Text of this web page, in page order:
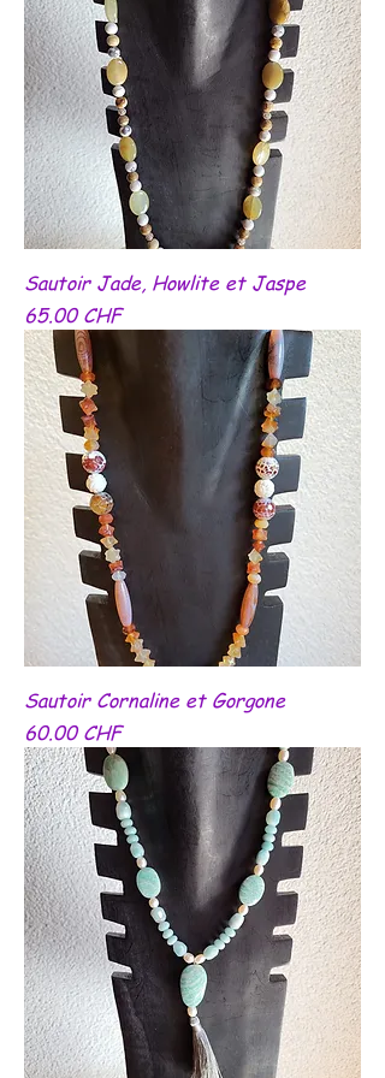
Sautoir Jade, Howlite et Jaspe
Prix
65.00 CHF
Sautoir Cornaline et Gorgone
Prix
60.00 CHF